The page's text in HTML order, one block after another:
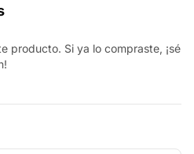
producto. Si ya lo compraste, ¡sé